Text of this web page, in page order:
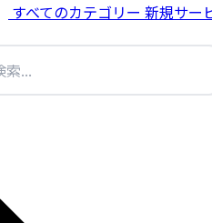
すべてのカテゴリー 新規サー